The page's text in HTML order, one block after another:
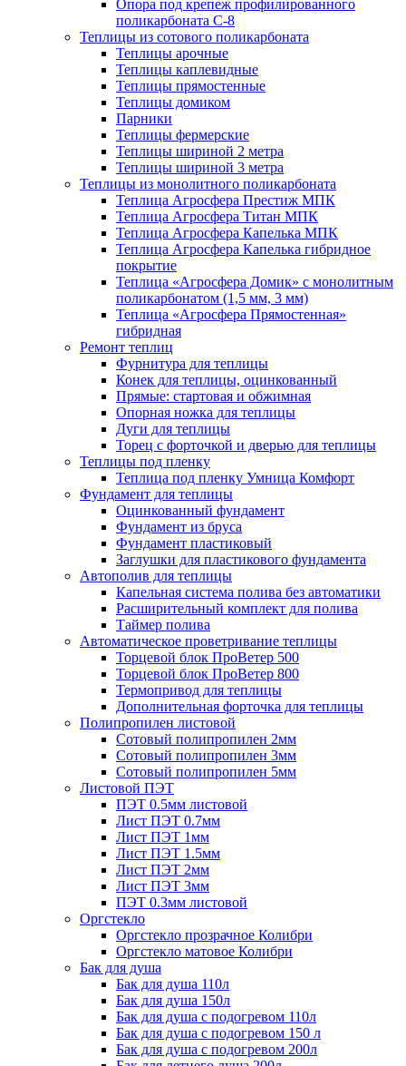
Опора под крепеж профилированного
поликарбоната С-8
Теплицы из сотового поликарбоната
Теплицы арочные
Теплицы каплевидные
Теплицы прямостенные
Теплицы домиком
Парники
Теплицы фермерские
Теплицы шириной 2 метра
Теплицы шириной 3 метра
Теплицы из монолитного поликарбоната
Теплица Агросфера Престиж МПК
Теплица Агросфера Титан МПК
Теплица Агросфера Капелька МПК
Теплица Агросфера Капелька гибридное
покрытие
Теплица «Агросфера Домик» с монолитным
поликарбонатом (1,5 мм, 3 мм)
Теплица «Агросфера Прямостенная»
гибридная
Ремонт теплиц
Фурнитура для теплицы
Конек для теплицы, оцинкованный
Прямые: стартовая и обжимная
Опорная ножка для теплицы
Дуги для теплицы
Торец с форточкой и дверью для теплицы
Теплицы под пленку
Теплица под пленку Умница Комфорт
Фундамент для теплицы
Оцинкованный фундамент
Фундамент из бруса
Фундамент пластиковый
Заглушки для пластикового фундамента
Автополив для теплицы
Капельная система полива без автоматики
Расширительный комплект для полива
Таймер полива
Автоматическое проветривание теплицы
Торцевой блок ПроВетер 500
Торцевой блок ПроВетер 800
Термопривод для теплицы
Дополнительная форточка для теплицы
Полипропилен листовой
Сотовый полипропилен 2мм
Сотовый полипропилен 3мм
Сотовый полипропилен 5мм
Листовой ПЭТ
ПЭТ 0.5мм листовой
Лист ПЭТ 0.7мм
Лист ПЭТ 1мм
Лист ПЭТ 1.5мм
Лист ПЭТ 2мм
Лист ПЭТ 3мм
ПЭТ 0.3мм листовой
Оргстекло
Оргстекло прозрачное Колибри
Оргстекло матовое Колибри
Бак для душа
Бак для душа 110л
Бак для душа 150л
Бак для душа с подогревом 110л
Бак для душа с подогревом 150 л
Бак для душа с подогревом 200л